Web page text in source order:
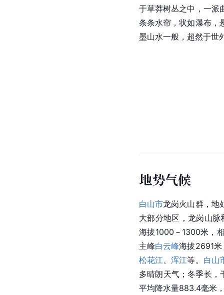
于草莽树丛之中，一派
条条水帘，状如瀑布，
墨山水一般，超然于世
地势气候
白山市龙岗火山群，地
大部分地区，龙岗山
海拔1000－1300米，
主峰白云峰海拔2691米
松花江、浑江等。 白山
多晴朗天气；冬季长
平均降水量883.4毫米